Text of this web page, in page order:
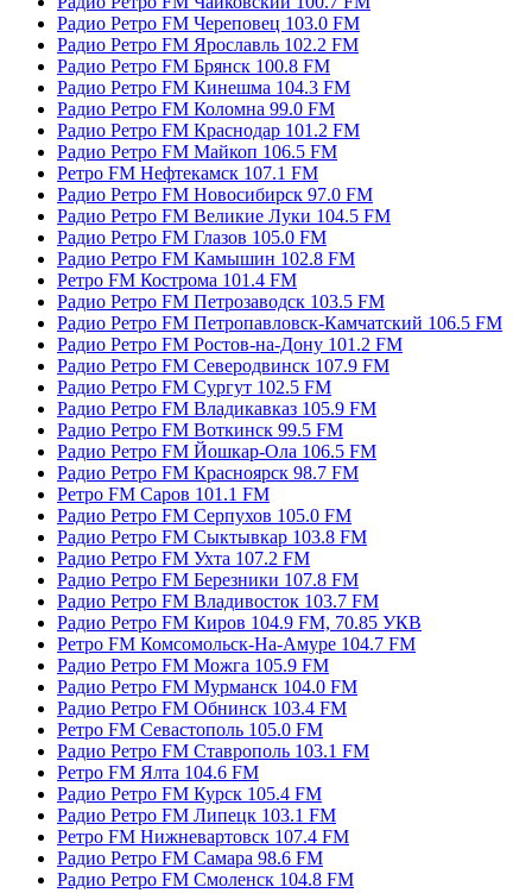
Радио Ретро FM Череповец 103.0 FM
Радио Ретро FM Ярославль 102.2 FM
Радио Ретро FM Брянск 100.8 FM
Радио Ретро FM Кинешма 104.3 FM
Радио Ретро FM Коломна 99.0 FM
Радио Ретро FM Краснодар 101.2 FM
Радио Ретро FM Майкоп 106.5 FM
Ретро FM Нефтекамск 107.1 FM
Радио Ретро FM Новосибирск 97.0 FM
Радио Ретро FM Великие Луки 104.5 FM
Радио Ретро FM Глазов 105.0 FM
Радио Ретро FM Камышин 102.8 FM
Ретро FM Кострома 101.4 FM
Радио Ретро FM Петрозаводск 103.5 FM
Радио Ретро FM Петропавловск-Камчатский 106.5 FM
Радио Ретро FM Ростов-на-Дону 101.2 FM
Радио Ретро FM Северодвинск 107.9 FM
Радио Ретро FM Сургут 102.5 FM
Радио Ретро FM Владикавказ 105.9 FM
Радио Ретро FM Воткинск 99.5 FM
Радио Ретро FM Йошкар-Ола 106.5 FM
Радио Ретро FM Красноярск 98.7 FM
Ретро FM Саров 101.1 FM
Радио Ретро FM Серпухов 105.0 FM
Радио Ретро FM Сыктывкар 103.8 FM
Радио Ретро FM Ухта 107.2 FM
Радио Ретро FM Березники 107.8 FM
Радио Ретро FM Владивосток 103.7 FM
Радио Ретро FM Киров 104.9 FM, 70.85 УКВ
Ретро FM Комсомольск-На-Амуре 104.7 FM
Радио Ретро FM Можга 105.9 FM
Радио Ретро FM Мурманск 104.0 FM
Радио Ретро FM Обнинск 103.4 FM
Ретро FM Севастополь 105.0 FM
Радио Ретро FM Ставрополь 103.1 FM
Ретро FM Ялта 104.6 FM
Радио Ретро FM Курск 105.4 FM
Радио Ретро FM Липецк 103.1 FM
Ретро FM Нижневартовск 107.4 FM
Радио Ретро FM Самара 98.6 FM
Радио Ретро FM Смоленск 104.8 FM